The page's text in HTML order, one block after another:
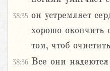
38:35 он устремляет
хорошо окончить
том, чтоб
38:36 Все они